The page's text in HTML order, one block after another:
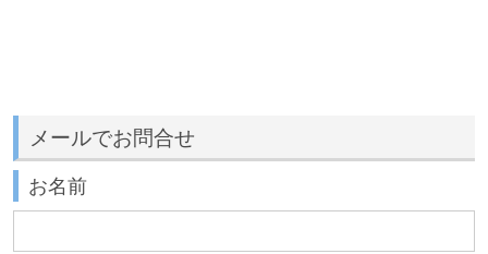
メールでお問合せ
お名前